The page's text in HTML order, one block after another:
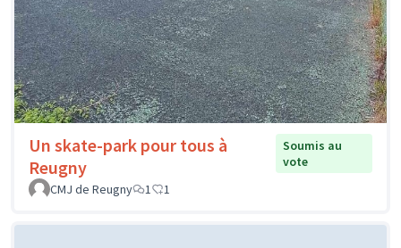
Un skate-park pour tous à
Reugny
Soumis au
vote
CMJ de Reugny
1 1